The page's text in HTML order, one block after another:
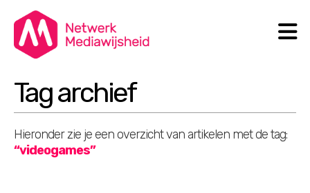
Search
Tag archief
Hieronder zie je een overzicht van artikelen met de tag:
“videogames”